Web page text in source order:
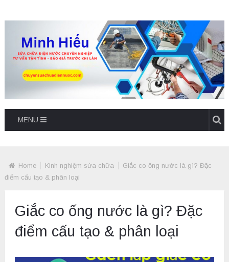
MENU
Home Kinh nghiệm sửa chữa
Giắc co ống nước là gì? Đặc
điểm cấu tạo & phân loại
Giắc co ống nước là gì? Đặc
điểm cấu tạo & phân loại